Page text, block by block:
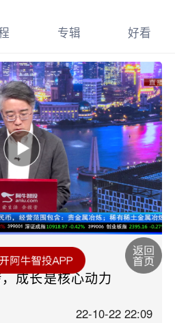
专辑 好看
成长是核心动力
22-10-22 22:09